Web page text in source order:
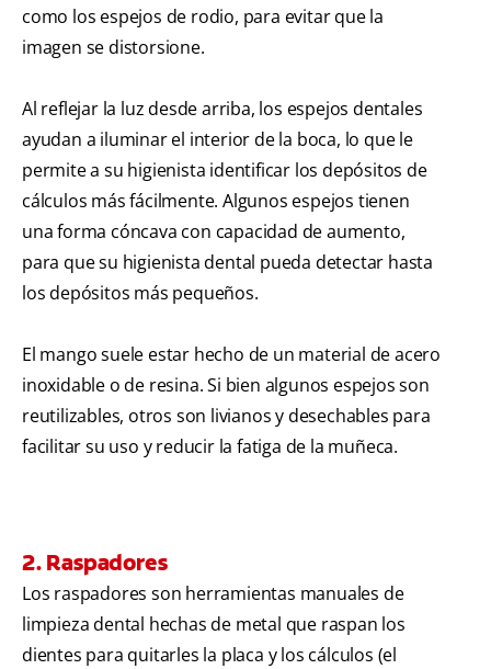
como los espejos de rodio, para evitar que la
imagen se distorsione.
Al reflejar la luz desde arriba, los espejos dentales
ayudan a iluminar el interior de la boca, lo que le
permite a su higienista identificar los depósitos de
cálculos más fácilmente. Algunos espejos tienen
una forma cóncava con capacidad de aumento,
para que su higienista dental pueda detectar hasta
los depósitos más pequeños.
El mango suele estar hecho de un material de acero
inoxidable o de resina. Si bien algunos espejos son
reutilizables, otros son livianos y desechables para
facilitar su uso y reducir la fatiga de la muñeca.
2. Raspadores
Los raspadores son herramientas manuales de
limpieza dental hechas de metal que raspan los
dientes para quitarles la placa y los cálculos (el